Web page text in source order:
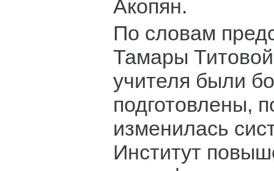
Акопян.
По словам
Тамары
учителя были
подготовлены,
изменилась
Институт